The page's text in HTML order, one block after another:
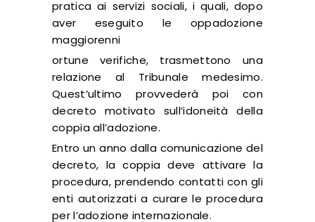
pratica ai servizi sociali, i quali, dopo
aver eseguito le oppadozione
maggiorenni
ortune verifiche, trasmettono una
relazione al Tribunale medesimo.
Quest’ultimo provvederà poi con
decreto motivato sull’idoneità della
coppia all’adozione.
Entro un anno dalla comunicazione del
decreto, la coppia deve attivare la
procedura, prendendo contatti con gli
enti autorizzati a curare le procedura
per l’adozione internazionale.